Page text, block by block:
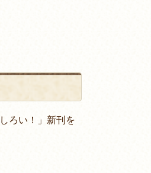
ろい！」新刊を